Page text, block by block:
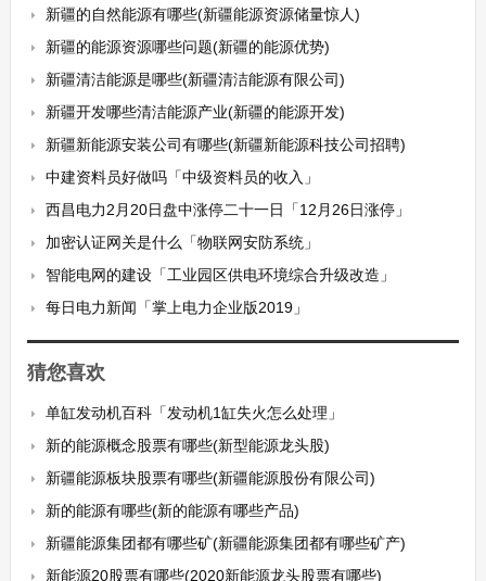
新疆的自然能源有哪些(新疆能源资源储量惊人)
新疆的能源资源哪些问题(新疆的能源优势)
新疆清洁能源是哪些(新疆清洁能源有限公司)
新疆开发哪些清洁能源产业(新疆的能源开发)
新疆新能源安装公司有哪些(新疆新能源科技公司招聘)
中建资料员好做吗「中级资料员的收入」
西昌电力2月20日盘中涨停二十一日「12月26日涨停」
加密认证网关是什么「物联网安防系统」
智能电网的建设「工业园区供电环境综合升级改造」
每日电力新闻「掌上电力企业版2019」
猜您喜欢
单缸发动机百科「发动机1缸失火怎么处理」
新的能源概念股票有哪些(新型能源龙头股)
新疆能源板块股票有哪些(新疆能源股份有限公司)
新的能源有哪些(新的能源有哪些产品)
新疆能源集团都有哪些矿(新疆能源集团都有哪些矿产)
新能源20股票有哪些(2020新能源龙头股票有哪些)